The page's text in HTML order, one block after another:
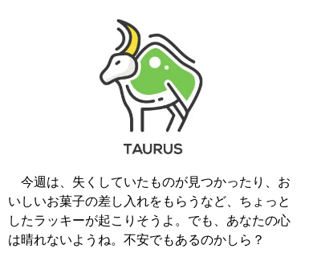
今週は、失くしていたものが見つかったり、お
いしいお菓子の差し入れをもらうなど、ちょっと
したラッキーが起こりそうよ。でも、あなたの心
は晴れないようね。不安でもあるのかしら？